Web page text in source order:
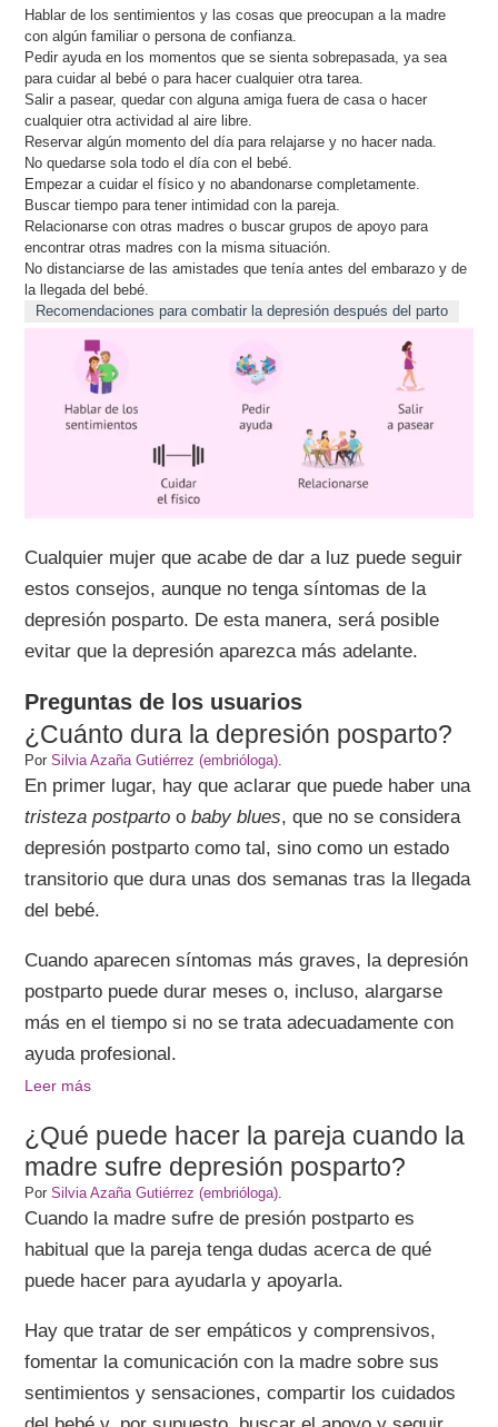
Hablar de los sentimientos y las cosas que preocupan a la madre
con algún familiar o persona de confianza.
Pedir ayuda en los momentos que se sienta sobrepasada, ya sea
para cuidar al bebé o para hacer cualquier otra tarea.
Salir a pasear, quedar con alguna amiga fuera de casa o hacer
cualquier otra actividad al aire libre.
Reservar algún momento del día para relajarse y no hacer nada.
No quedarse sola todo el día con el bebé.
Empezar a cuidar el físico y no abandonarse completamente.
Buscar tiempo para tener intimidad con la pareja.
Relacionarse con otras madres o buscar grupos de apoyo para
encontrar otras madres con la misma situación.
No distanciarse de las amistades que tenía antes del embarazo y de
la llegada del bebé.
Recomendaciones para combatir la depresión después del parto
Cualquier mujer que acabe de dar a luz puede seguir
estos consejos, aunque no tenga síntomas de la
depresión posparto. De esta manera, será posible
evitar que la depresión aparezca más adelante.
Preguntas de los usuarios
¿Cuánto dura la depresión posparto?
PorSilvia Azaña Gutiérrez (embrióloga).
En primer lugar, hay que aclarar que puede haber una
tristeza postparto obaby blues, que no se considera
depresión postparto como tal, sino como un estado
transitorio que dura unas dos semanas tras la llegada
del bebé.
Cuando aparecen síntomas más graves, la depresión
postparto puede durar meses o, incluso, alargarse
más en el tiempo si no se trata adecuadamente con
ayuda profesional.
Leer más
¿Qué puede hacer la pareja cuando la
madre sufre depresión posparto?
PorSilvia Azaña Gutiérrez (embrióloga).
Cuando la madre sufre de presión postparto es
habitual que la pareja tenga dudas acerca de qué
puede hacer para ayudarla y apoyarla.
Hay que tratar de ser empáticos y comprensivos,
fomentar la comunicación con la madre sobre sus
sentimientos y sensaciones, compartir los cuidados